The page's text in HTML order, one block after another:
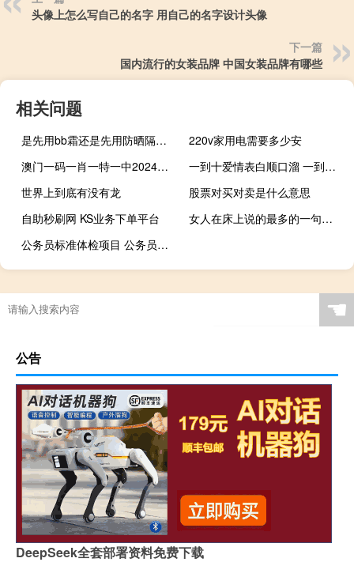
头像上怎么写自己的名字 用自己的名字设计头像
下一篇
国内流行的女装品牌 中国女装品牌有哪些
相关问题
是先用bb霜还是先用防晒隔离霜
220v家用电需要多少安
澳门一码一肖一特一中2024，浑家精选答案落实_钻石版482.112
一到十爱情表白顺口溜 一到十爱情表白顺口溜
世界上到底有没有龙
股票对买对卖是什么意思
自助秒刷网 KS业务下单平台
女人在床上说的最多的一句话是什么 男人在床上最爱听的26句话
公务员标准体检项目 公务员的通用体检标准
☚
公告
DeepSeek全套部署资料免费下载